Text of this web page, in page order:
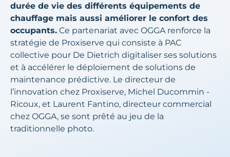
durée de vie des différents équipements de
chauffage mais aussi améliorer le confort des
occupants. Ce partenariat avec OGGA renforce la
stratégie de Proxiserve qui consiste à PAC
collective pour De Dietrich digitaliser ses solutions
et à accélérer le déploiement de solutions de
maintenance prédictive. Le directeur de
l’innovation chez Proxiserve, Michel Ducommin -
Ricoux, et Laurent Fantino, directeur commercial
chez OGGA, se sont prêté au jeu de la
traditionnelle photo.